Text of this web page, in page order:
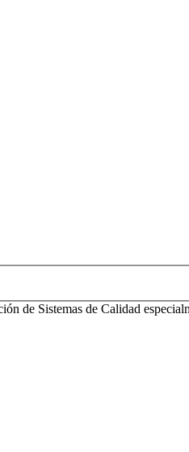
de Sistemas de Calidad